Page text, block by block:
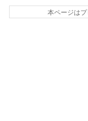
本ページは